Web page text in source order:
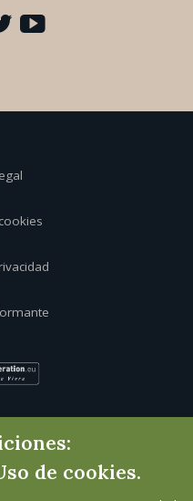
de cookies.